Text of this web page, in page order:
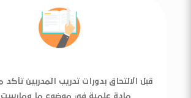
قبل الالتحاق بدورات تدريب المدربين
مادة علمية في موضوع ما ومارست